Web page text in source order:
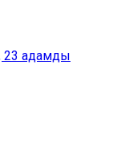
23 адамды